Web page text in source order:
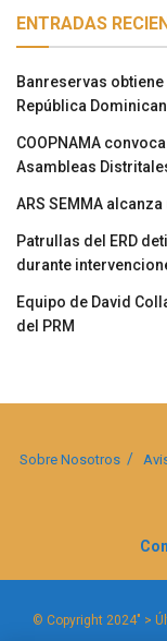
ENTRADAS
Banreservas
República
COOPNAMA
Asambleas
ARS SEMMA
Patrullas del ERD
durante
Equipo de David
del PRM
Sobre Nosotros
© Copyright 2024" >